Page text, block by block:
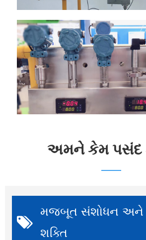
અમને કેમ પસંદ
મજબૂત સંશોધન અને
શક્તિ